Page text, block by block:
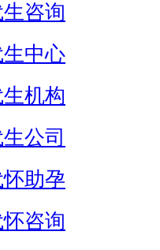
咨询
中心
机构
公司
助孕
咨询